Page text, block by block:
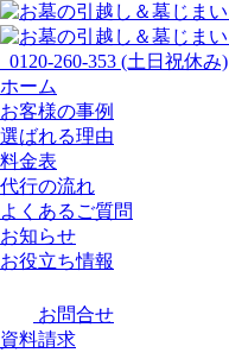
0120-260-353 (土日祝休み)
ホーム
お客様の事例
選ばれる理由
料金表
代行の流れ
よくあるご質問
お知らせ
お役立ち情報
お問合せ
資料請求